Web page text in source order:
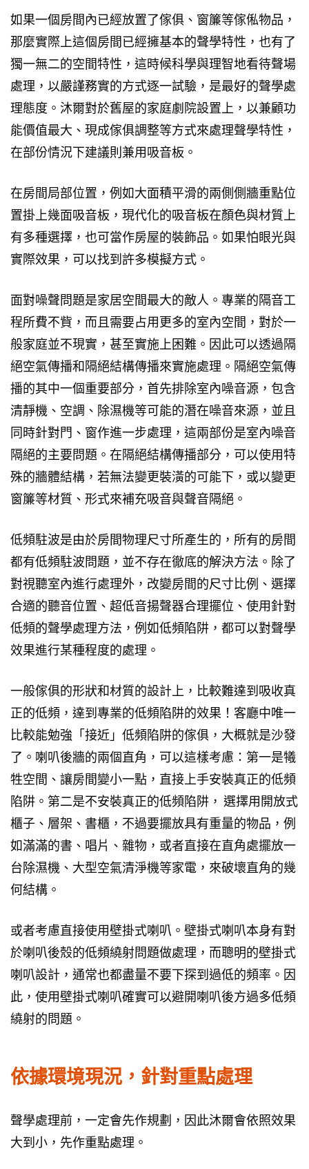
如果一個房間內已經放置了傢俱、窗簾等傢俬物品，
那麼實際上這個房間已經擁基本的聲學特性，也有了
獨一無二的空間特性，這時候科學與理智地看待聲場
處理，以嚴謹務實的方式逐一試驗，是最好的聲學處
理態度。沐爾對於舊屋的家庭劇院設置上，以兼顧功
能價值最大、現成傢俱調整等方式來處理聲學特性，
在部份情況下建議則兼用吸音板。
在房間局部位置，例如大面積平滑的兩側側牆重點位
置掛上幾面吸音板，現代化的吸音板在顏色與材質上
有多種選擇，也可當作房屋的裝飾品。如果怕眼光與
實際效果，可以找到許多模擬方式。
面對噪聲問題是家居空間最大的敵人。專業的隔音工
程所費不貲，而且需要占用更多的室內空間，對於一
般家庭並不現實，甚至實施上困難。因此可以透過隔
絕空氣傳播和隔絕結構傳播來實施處理。隔絕空氣傳
播的其中一個重要部分，首先排除室內噪音源，包含
清靜機、空調、除濕機等可能的潛在噪音來源，並且
同時針對門、窗作進一步處理，這兩部份是室內噪音
隔絕的主要問題。在隔絕結構傳播部分，可以使用特
殊的牆體結構，若無法變更裝潢的可能下，或以變更
窗簾等材質、形式來補充吸音與聲音隔絕。
低頻駐波是由於房間物理尺寸所產生的，所有的房間
都有低頻駐波問題，並不存在徹底的解決方法。除了
對視聽室內進行處理外，改變房間的尺寸比例、選擇
合適的聽音位置、超低音揚聲器合理擺位、使用針對
低頻的聲學處理方法，例如低頻陷阱，都可以對聲學
效果進行某種程度的處理。
一般傢俱的形狀和材質的設計上，比較難達到吸收真
正的低頻，達到專業的低頻陷阱的效果！客廳中唯一
比較能勉強「接近」低頻陷阱的傢俱，大概就是沙發
了。喇叭後牆的兩個直角，可以這樣考慮：第一是犧
牲空間、讓房間變小一點，直接上手安裝真正的低頻
陷阱。第二是不安裝真正的低頻陷阱， 選擇用開放式
櫃子、層架、書櫃，不過要擺放具有重量的物品，例
如滿滿的書、唱片、雜物，或者直接在直角處擺放一
台除濕機、大型空氣清淨機等家電，來破壞直角的幾
何結構。
或者考慮直接使用壁掛式喇叭。壁掛式喇叭本身有對
於喇叭後殼的低頻繞射問題做處理，而聰明的壁掛式
喇叭設計，通常也都盡量不要下探到過低的頻率。因
此，使用壁掛式喇叭確實可以避開喇叭後方過多低頻
繞射的問題。
依據環境現況，針對重點處理
聲學處理前，一定會先作規劃，因此沐爾會依照效果
大到小，先作重點處理。